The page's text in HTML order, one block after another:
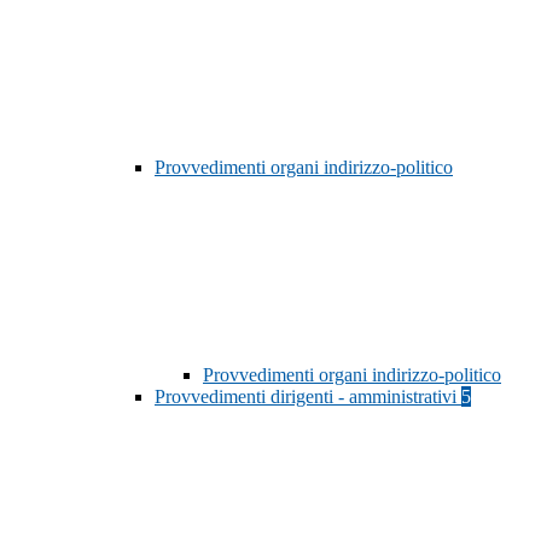
Provvedimenti organi indirizzo-politico
Provvedimenti organi indirizzo-politico
Provvedimenti dirigenti - amministrativi 5